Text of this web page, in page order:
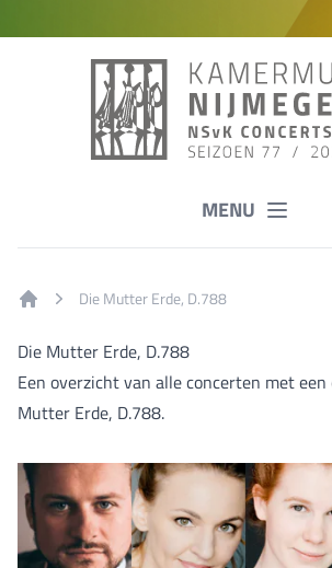
MENU
Die Mutter Erde, D.788
Die Mutter Erde, D.788
Een overzicht van alle concerten met
Mutter Erde, D.788.